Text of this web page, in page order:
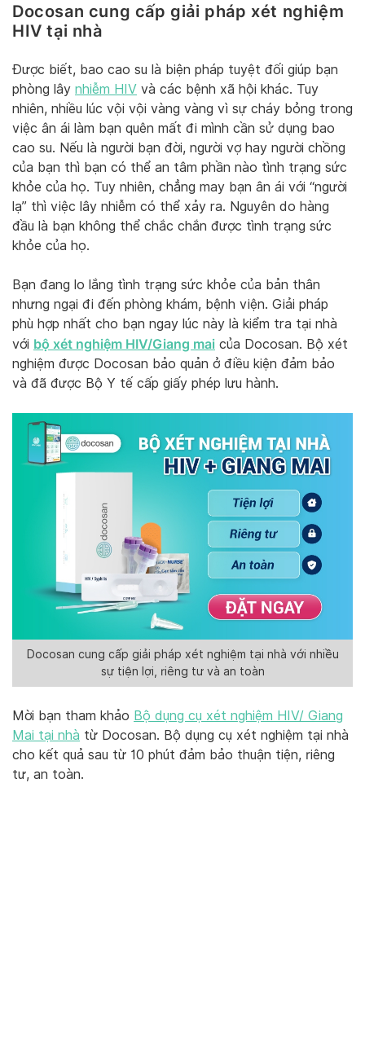
Docosan cung cấp giải pháp xét nghiệm
HIV tại nhà
Được biết, bao cao su là biện pháp tuyệt đối giúp bạn
phòng lây nhiễm HIV và các bệnh xã hội khác. Tuy
nhiên, nhiều lúc vội vội vàng vàng vì sự cháy bỏng trong
việc ân ái làm bạn quên mất đi mình cần sử dụng bao
cao su. Nếu là người bạn đời, người vợ hay người chồng
của bạn thì bạn có thể an tâm phần nào tình trạng sức
khỏe của họ. Tuy nhiên, chẳng may bạn ân ái với “người
lạ” thì việc lây nhiễm có thể xảy ra. Nguyên do hàng
đầu là bạn không thể chắc chắn được tình trạng sức
khỏe của họ.
Bạn đang lo lắng tình trạng sức khỏe của bản thân
nhưng ngại đi đến phòng khám, bệnh viện. Giải pháp
phù hợp nhất cho bạn ngay lúc này là kiểm tra tại nhà
với bộ xét nghiệm HIV/Giang mai của Docosan. Bộ xét
nghiệm được Docosan bảo quản ở điều kiện đảm bảo
và đã được Bộ Y tế cấp giấy phép lưu hành.
Docosan cung cấp giải pháp xét nghiệm tại nhà với nhiều
sự tiện lợi, riêng tư và an toàn
Mời bạn tham khảo Bộ dụng cụ xét nghiệm HIV/ Giang
Mai tại nhà từ Docosan. Bộ dụng cụ xét nghiệm tại nhà
cho kết quả sau từ 10 phút đảm bảo thuận tiện, riêng
tư, an toàn.